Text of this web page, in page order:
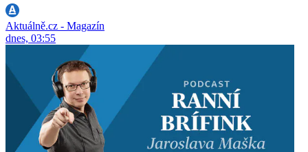
Aktuálně.cz - Magazín
dnes, 03:55